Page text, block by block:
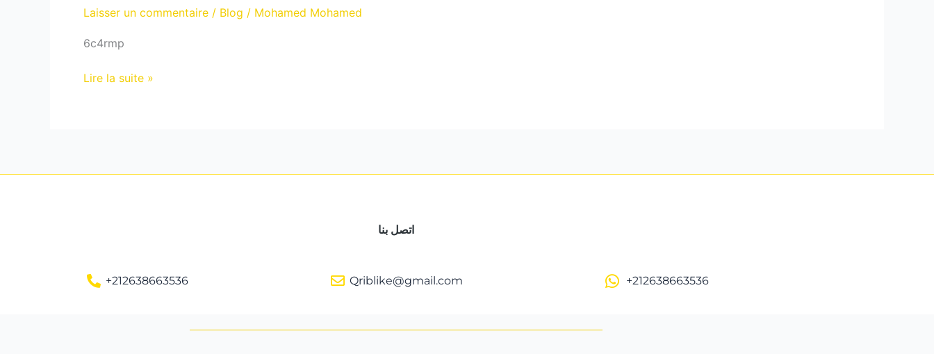
Laisser un commentaire / Blog / Mohamed Mohamed
6c4rmp
Lire la suite »
اتصل بنا
+212638663536 Qriblike@gmail.com +212638663536